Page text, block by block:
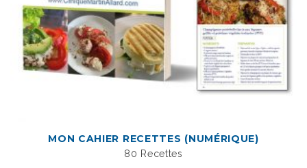
MON CAHIER RECETTES (NUMÉRIQUE)
80 Recettes